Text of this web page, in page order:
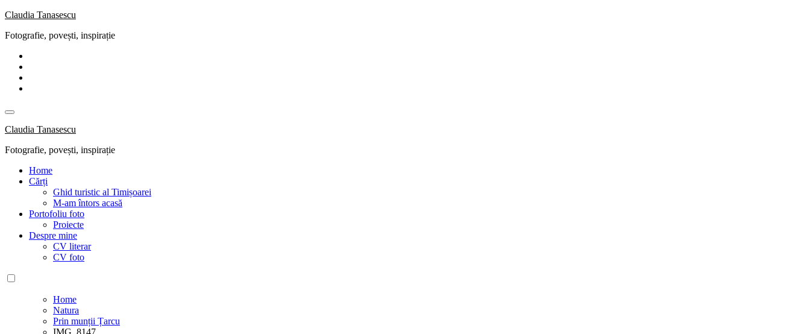
Skip
content
Claudia Tanasescu
Fotografie, povești, inspirație
Claudia Tanasescu
Fotografie, povești, inspirație
Home
Cărți
Ghid turistic al Timișoarei
M-am întors acasă
Portofoliu foto
Proiecte
Despre mine
CV literar
CV foto
Home
Natura
Prin munții Țarcu
IMG_8147